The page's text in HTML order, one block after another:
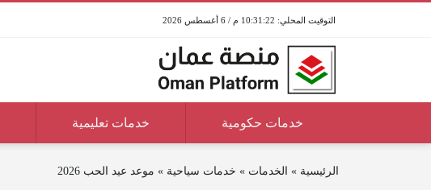
10:31:22 م / 6 أغسطس 2026
خدمات حكومية خدمات تعليمية
الرئيسية » الخدمات » خدمات سياحية » موعد عيد الحب 2026